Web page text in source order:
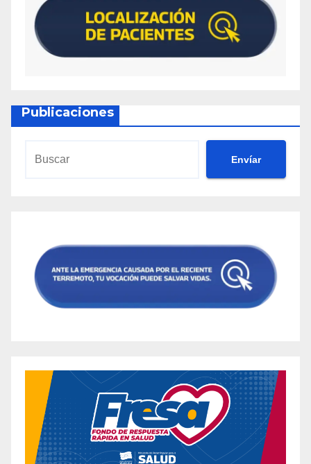
Publicaciones
Envíar